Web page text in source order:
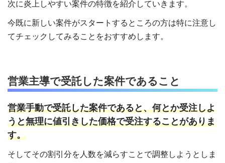
次に炎上しやすい案件の特徴を紹介していきます。
今既に新しい案件がスタートするところの方は特に注意し
てチェックしてみることをおすすめします。
営業主導で受託した案件であること
営業手動で受託した案件であると、何とか受注しよ
うと無理に値引きした価格で受注することがありま
す。
そしてその割引分を人数を減らすことで調整しようとしま